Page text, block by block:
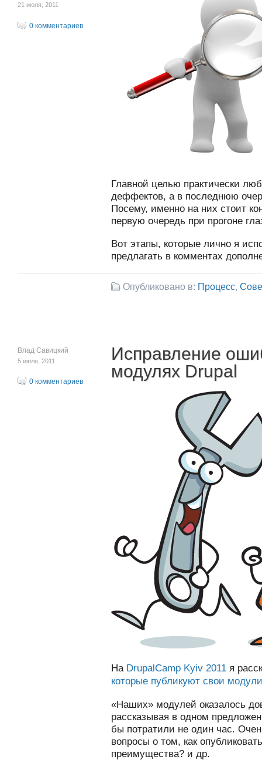
21 июля, 2011
0 комментариев
Главной целью практически
деффектов, а в последнюю
Посему, именно на них стоит
первую очередь при прогоне
Вот этапы, которые лично я
предлагать в комментах
Опубликовано в: Процесс,
Влад Савицкий
5 июля, 2011
0 комментариев
Исправление
модулях Drupal
На DrupalCamp Kyiv 2011 я
которые публикуют свои
«Наших» модулей оказалось
рассказывая в одном
бы потратили не один час.
вопросы о том, как
преимущества? и др.